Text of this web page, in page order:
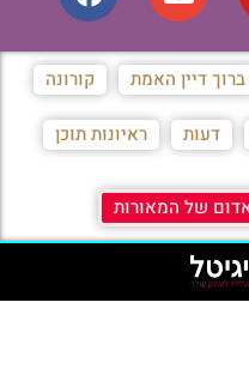
ברוך דיין האמת קורונה
דעות ראיונות תוכן
של המאורות